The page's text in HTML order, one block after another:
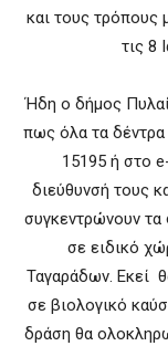
και τους τρόπους
τις 8
Ήδη ο δήμος
πως όλα τα
15195 ή στο
διεύθυνσή τους
συγκεντρώνουν τα
σε ειδικό
Ταγαράδων. Εκεί
σε βιολογικό
δράση θα